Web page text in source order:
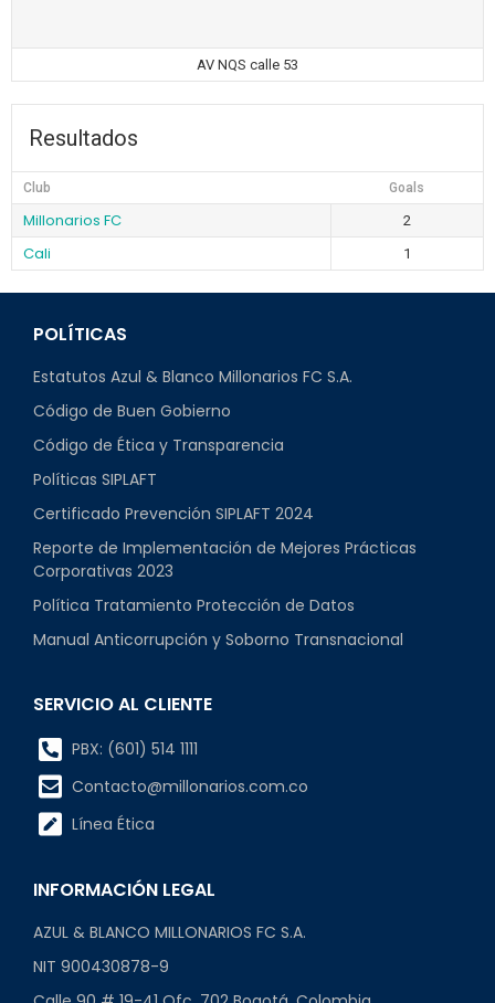
AV NQS calle 53
Resultados
Club Goals
Millonarios FC 2
Cali 1
POLÍTICAS
Estatutos Azul & Blanco Millonarios FC S.A.
Código de Buen Gobierno
Código de Ética y Transparencia
Políticas SIPLAFT
Certificado Prevención SIPLAFT 2024
Reporte de Implementación de Mejores Prácticas
Corporativas 2023
Política Tratamiento Protección de Datos
Manual Anticorrupción y Soborno Transnacional
SERVICIO AL CLIENTE
PBX: (601) 514 1111
Contacto@millonarios.com.co
Línea Ética
INFORMACIÓN LEGAL
AZUL & BLANCO MILLONARIOS FC S.A.
NIT 900430878-9